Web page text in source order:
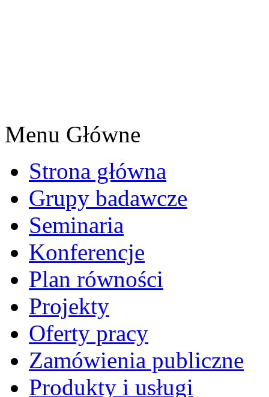
Menu Główne
Strona główna
Grupy badawcze
Seminaria
Konferencje
Plan równości
Projekty
Oferty pracy
Zamówienia publiczne
Produkty i usługi